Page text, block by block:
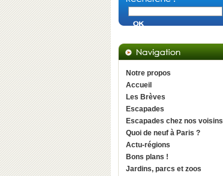
Notre propos
Accueil
Les Brèves
Escapades
Escapades chez nos voisins
Quoi de neuf à Paris ?
Actu-régions
Bons plans !
Jardins, parcs et zoos